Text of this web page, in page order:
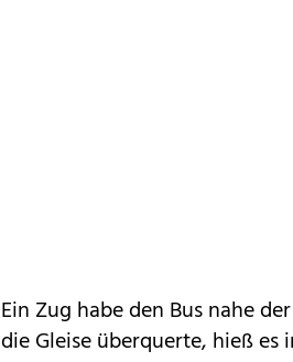
Ein Zug habe den Bus nahe
die Gleise überquerte, hieß